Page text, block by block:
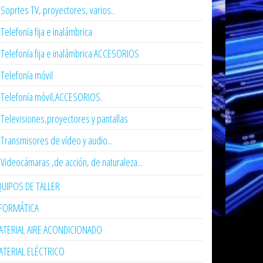
Soprtes TV, proyectores, varios..
Telefonía fija e inalámbrica
Telefonía fija e inalámbrica ACCESORIOS
Telefonía móvil
Telefonía móvil,ACCESORIOS.
Televisiones,proyectores y pantallas
Transmisores de vídeo y audio...
Videocámaras ,de acción, de naturaleza...
DE TALLER
AIRE ACONDICIONADO
ELÉCTRICO